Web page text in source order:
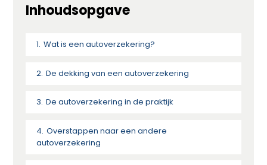
Inhoudsopgave
Wat is een autoverzekering?
De dekking van een autoverzekering
De autoverzekering in de praktijk
Overstappen naar een andere
autoverzekering